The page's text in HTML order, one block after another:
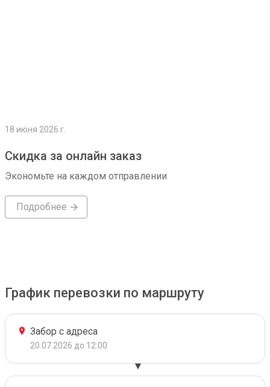
18 июня 2026 г.
Скидка за онлайн заказ
Экономьте на каждом отправлении
Подробнее
График перевозки по маршруту
Забор с адреса
20.07.2026 до 12:00